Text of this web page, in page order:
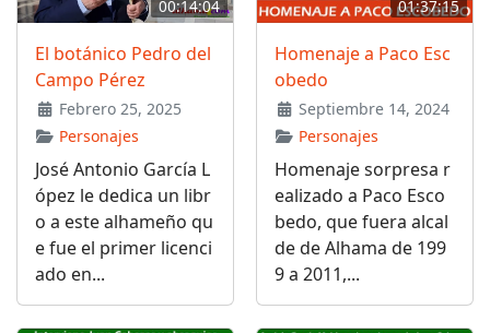
00:14:04
El botánico Pedro del
Campo Pérez
Febrero 25, 2025
Personajes
José Antonio García L
ópez le dedica un libr
o a este alhameño qu
e fue el primer licenci
ado en...
01:37:15
Homenaje a Paco Esc
obedo
Septiembre 14, 2024
Personajes
Homenaje sorpresa r
ealizado a Paco Esco
bedo, que fuera alcal
de de Alhama de 199
9 a 2011,...